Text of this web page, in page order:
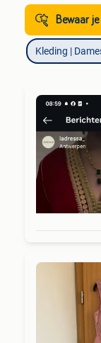
Bewaar
Kleding |